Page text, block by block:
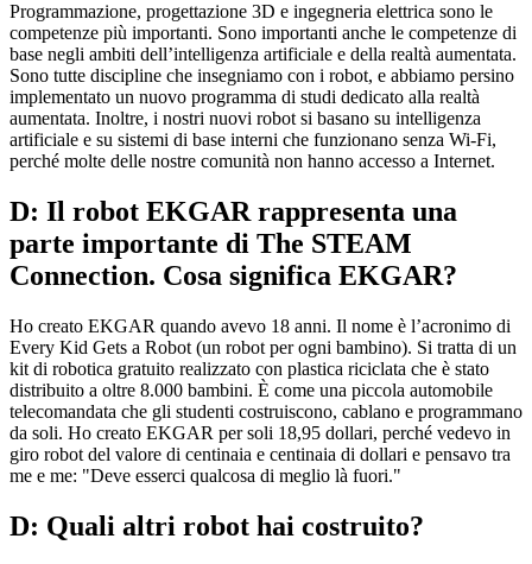
Programmazione, progettazione 3D e ingegneria elettrica sono le
competenze più importanti. Sono importanti anche le competenze di
base negli ambiti dell’intelligenza artificiale e della realtà aumentata.
Sono tutte discipline che insegniamo con i robot, e abbiamo persino
implementato un nuovo programma di studi dedicato alla realtà
aumentata. Inoltre, i nostri nuovi robot si basano su intelligenza
artificiale e su sistemi di base interni che funzionano senza Wi-Fi,
perché molte delle nostre comunità non hanno accesso a Internet.
D: Il robot EKGAR rappresenta una
parte importante di The STEAM
Connection. Cosa significa EKGAR?
Ho creato EKGAR quando avevo 18 anni. Il nome è l’acronimo di
Every Kid Gets a Robot (un robot per ogni bambino). Si tratta di un
kit di robotica gratuito realizzato con plastica riciclata che è stato
distribuito a oltre 8.000 bambini. È come una piccola automobile
telecomandata che gli studenti costruiscono, cablano e programmano
da soli. Ho creato EKGAR per soli 18,95 dollari, perché vedevo in
giro robot del valore di centinaia e centinaia di dollari e pensavo tra
me e me: "Deve esserci qualcosa di meglio là fuori."
D: Quali altri robot hai costruito?